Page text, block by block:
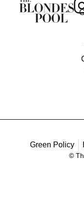
Green Policy
©